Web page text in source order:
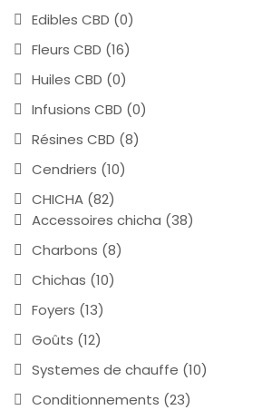
Edibles CBD (0)
Fleurs CBD (16)
Huiles CBD (0)
Infusions CBD (0)
Résines CBD (8)
Cendriers (10)
CHICHA (82)
Accessoires chicha (38)
Charbons (8)
Chichas (10)
Foyers (13)
Goûts (12)
Systemes de chauffe (10)
Conditionnements (23)